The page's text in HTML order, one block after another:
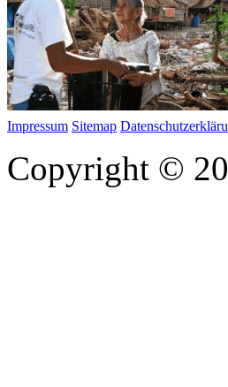
Impressum Sitemap
Copyright ©